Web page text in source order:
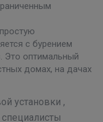
с бурением
Это оптимальный
домах, на дачах
установки ,